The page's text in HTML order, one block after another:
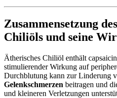
Zusammensetzung
Chiliöls und seine
Ätherisches Chiliöl enthält
stimulierender Wirkung auf
Durchblutung kann zur Linderung
Gelenkschmerzen beitragen und
und kleineren Verletzungen